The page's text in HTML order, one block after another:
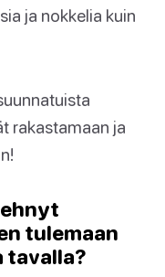
ja nokkelia kuin
rakastamaan ja
tulemaan
tavalla?